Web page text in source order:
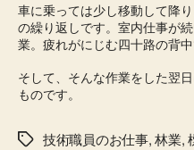
車に乗っては少し移動して降
の繰り返しです。室内仕事が
業。疲れがにじむ四十路の背中
そして、そんな作業をした翌
ものです。
タ
技術職員のお仕事,林業,